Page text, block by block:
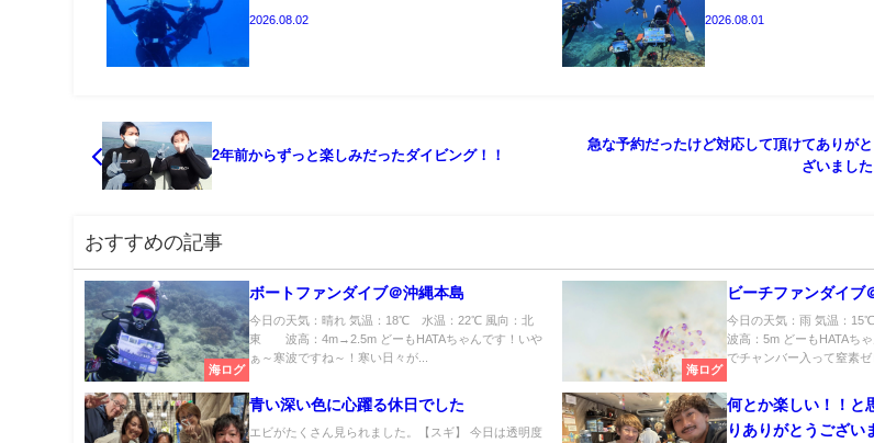
2026.08.02 2026.08.01
2年前からずっと楽しみだったダイビング！！
急な予約だったけど対応して頂けてありが
ざいました
おすすめの記事
海ログ
ボートファンダイブ＠沖縄本島
今日の天気：晴れ 気温：18℃ 水温：22℃ 風向：北
東 波高：4m→2.5m どーもHATAちゃんです！いや
ぁ～寒波ですね～！寒い日々が...
海ログ
ビーチファンダイブ
今日の天気：雨 気温：
波高：5m どーもHATAち
でチャンバー入って窒素ゼ
青い深い色に心躍る休日でした
エビがたくさん見られました。【スギ】 今日は透明度
何とか楽しい！！と
りありがとうござい